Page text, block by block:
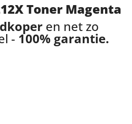
Toner Magenta
en net zo
- 100% garantie.